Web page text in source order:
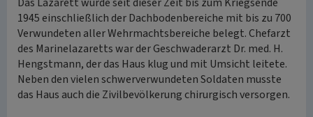
1945 einschließlich der Dachbodenbereiche mit bis zu 700
Verwundeten aller Wehrmachtsbereiche belegt. Chefarzt
des Marinelazaretts war der Geschwaderarzt Dr. med. H.
Hengstmann, der das Haus klug und mit Umsicht leitete.
Neben den vielen schwerverwundeten Soldaten musste
das Haus auch die Zivilbevölkerung chirurgisch versorgen.